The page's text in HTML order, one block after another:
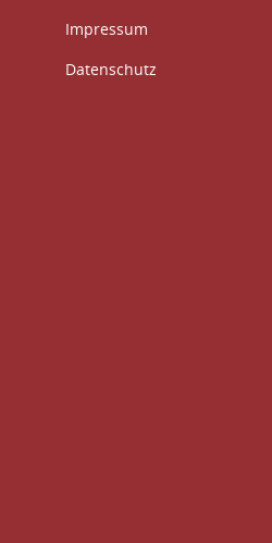
Impressum
Datenschutz